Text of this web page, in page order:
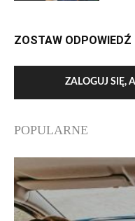
ZOSTAW ODPOWIEDŹ
ZALOGUJ SIĘ,
POPULARNE